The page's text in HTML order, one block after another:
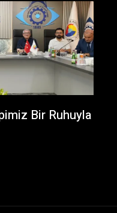
Bir Ruhuyla